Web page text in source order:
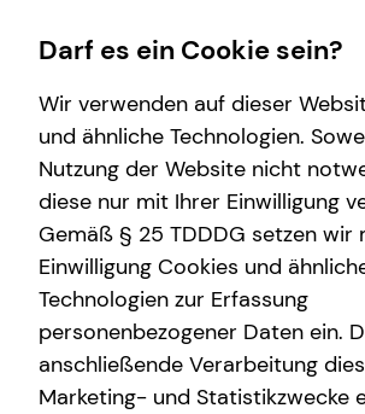
Finanzberatung
Videoberatung
Spezialisten-Netzwerk
Private Krankenvorsorge
Immobilienfinanzierung
Karriere-Infos
Karrierechancen
Initiativbewerbung
Service
Kundenportal
Schadenabwicklung
Wissenswertes
Über mich
Über tecis
Podcast
teamzukunft
Darf es ein Cookie sein?
Wir verwenden auf dieser
und ähnliche Technologien.
Nutzung der Website nicht
diese nur mit Ihrer Einwilligung
Gemäß § 25 TDDDG setzen wir
Einwilligung Cookies und
Technologien zur Erfassung
personenbezogener Daten ein.
anschließende Verarbeitung
Marketing- und Statistikzwecke